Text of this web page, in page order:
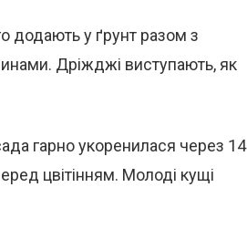
додають у ґрунт разом з
Дріжджі виступають, як
гарно укоренилася через 14
цвітінням. Молоді кущі